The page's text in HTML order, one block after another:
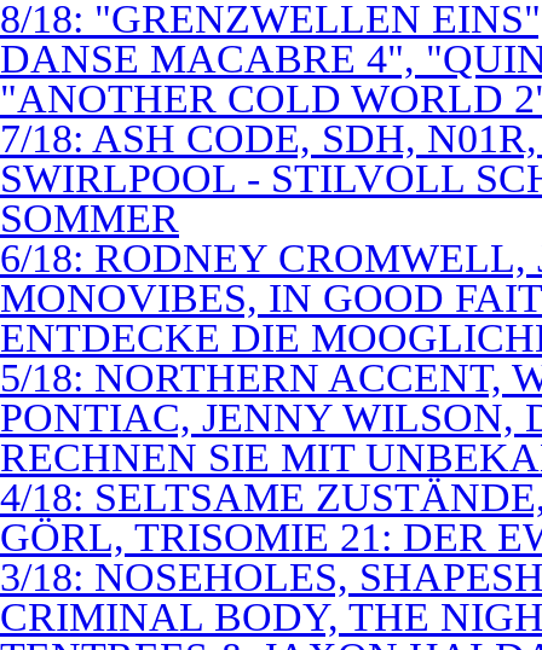
8/18: "GRENZWELLEN
DANSE MACABRE 4",
"ANOTHER COLD WORLD
7/18: ASH CODE, SDH,
SWIRLPOOL - STILVOLL
SOMMER
6/18: RODNEY
MONOVIBES, IN GOOD
ENTDECKE DIE
5/18: NORTHERN ACCENT,
PONTIAC, JENNY WILSON,
RECHNEN SIE MIT
4/18: SELTSAME
GÖRL, TRISOMIE 21: DER
3/18: NOSEHOLES,
CRIMINAL BODY, THE